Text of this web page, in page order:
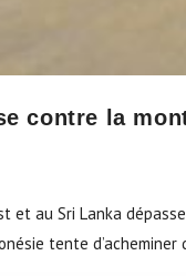
contre la
et au Sri Lanka
tente